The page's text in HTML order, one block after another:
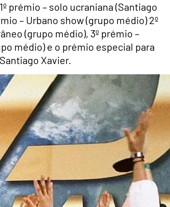
prémio – solo ucraniana (Santiago
– Urbano show (grupo médio) 2º
(grupo médio), 3º prémio –
médio) e o prémio especial para
Xavier.